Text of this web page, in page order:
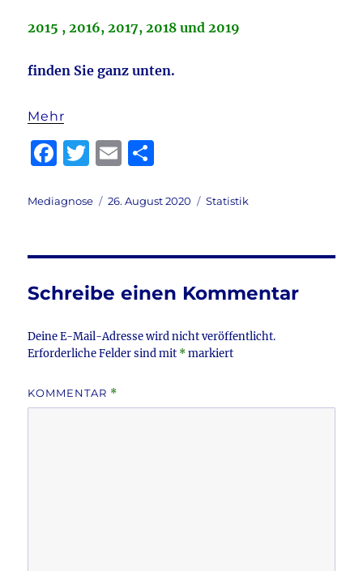
2015 , 2016, 2017, 2018 und 2019
finden Sie ganz unten.
Mehr
F
c
b
o
o
k
T
it
r
E
ai le
Autor
Mediagnose
Veröffentlicht
26. August 2020 Kategorien
Statistik
Schreibe einen Kommentar
Deine E-Mail-Adresse wird nicht veröffentlicht.
Erforderliche Felder sind mit *markiert
KOMMENTAR *